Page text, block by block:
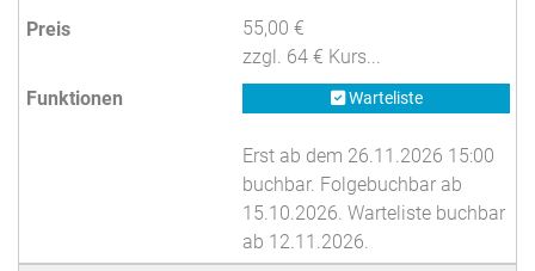
55,00 €
zzgl. 64 € Kurs...
Warteliste
Erst ab dem 26.11.2026 15:00
buchbar. Folgebuchbar ab
15.10.2026. Warteliste buchbar
ab 12.11.2026.